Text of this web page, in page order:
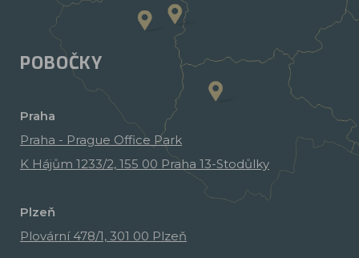
POBOČKY
Praha
Praha - Prague Office Park
K Hájům 1233/2, 155 00 Praha 13-Stodůlky
Plzeň
Plovární 478/1, 301 00 Plzeň